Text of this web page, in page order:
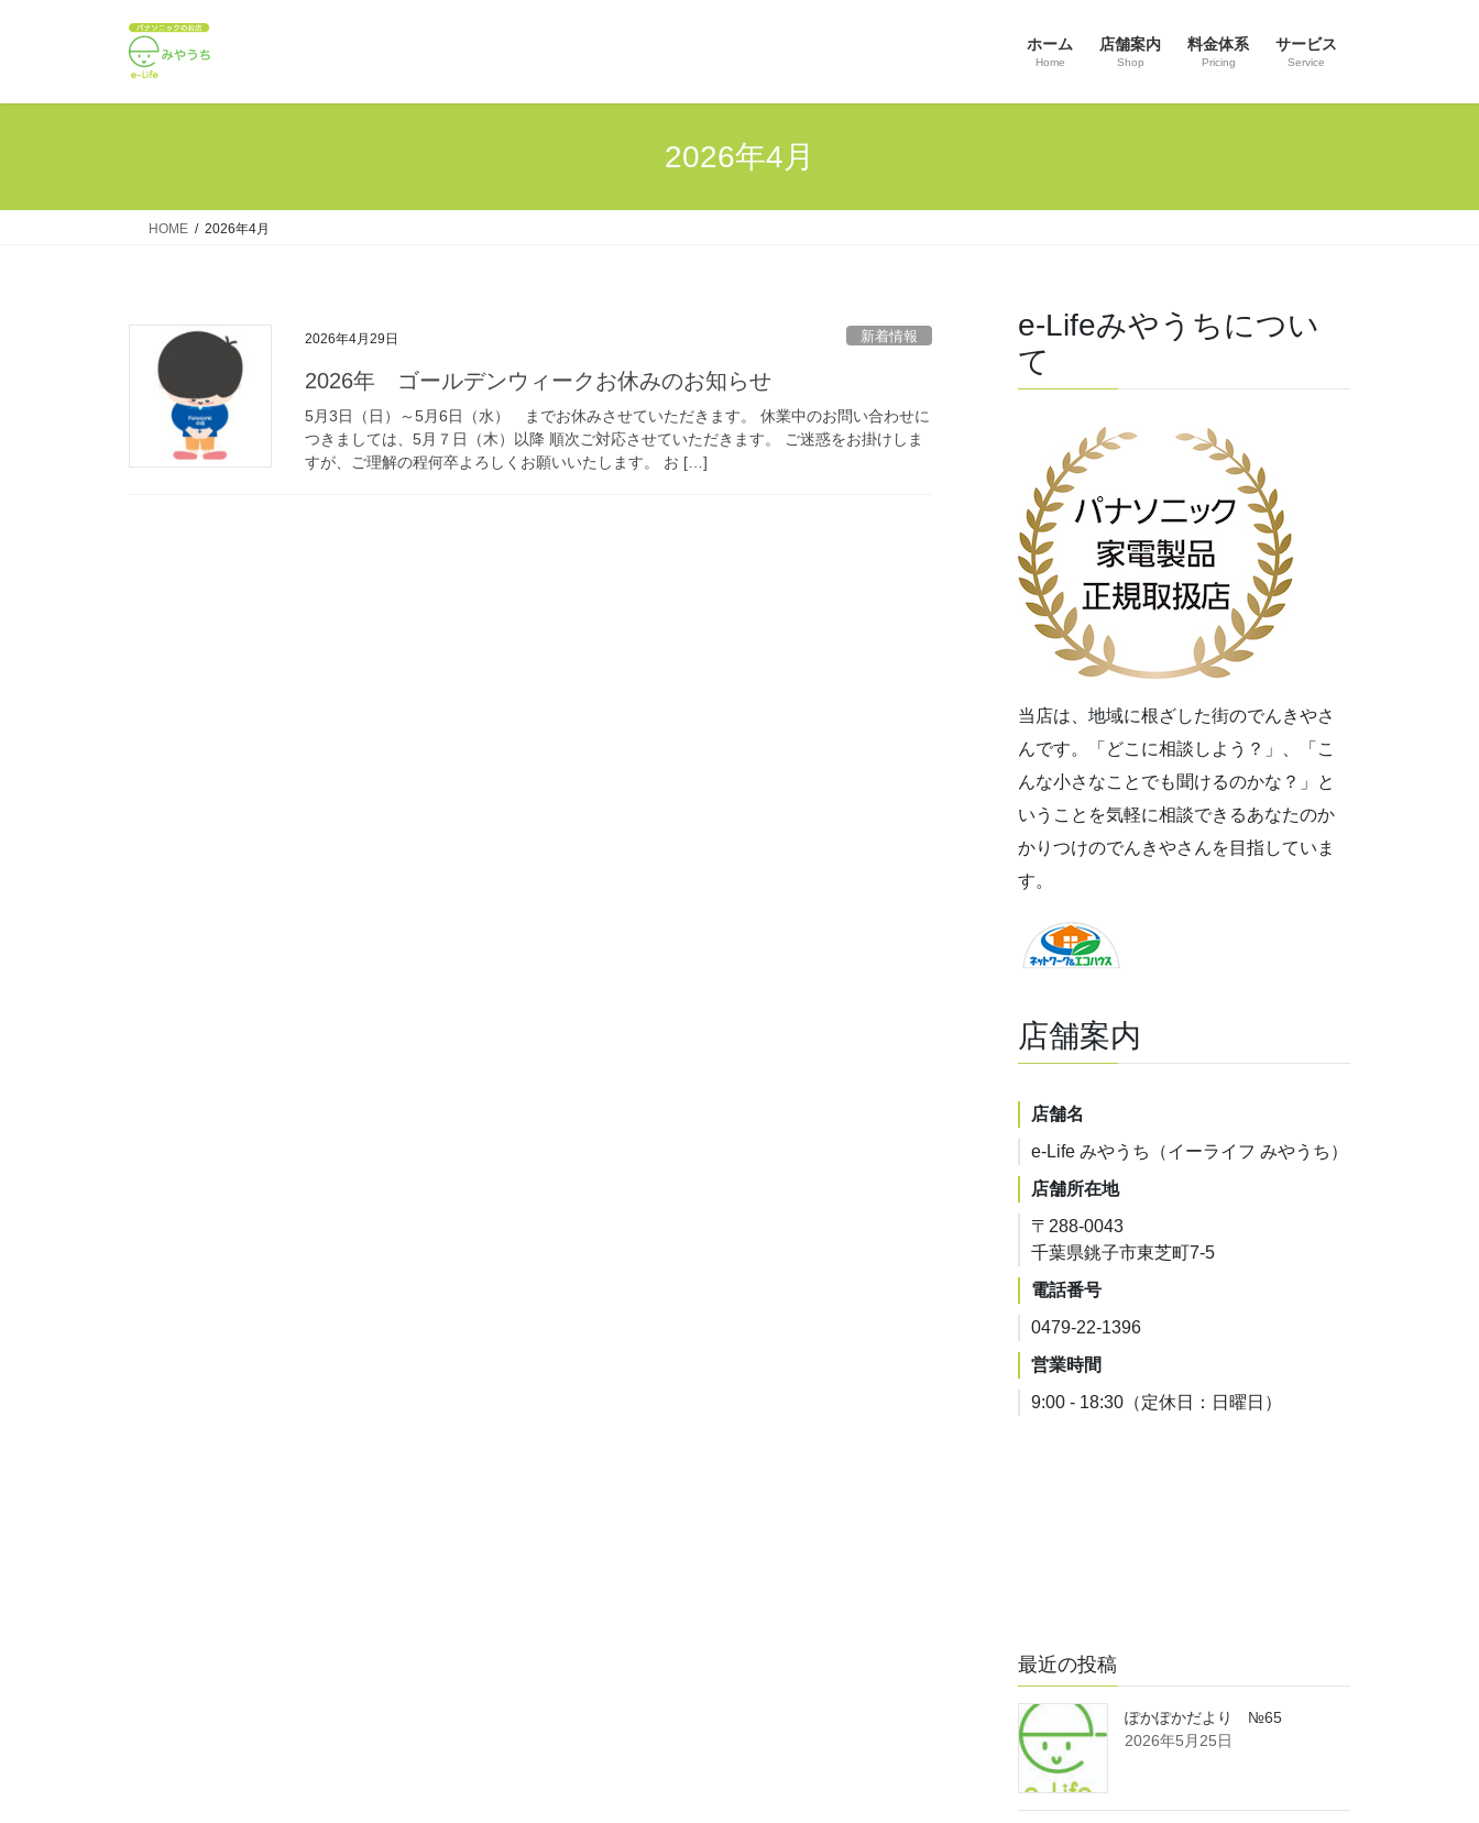
ホーム
Home
店舗案内
Shop
料金体系
Pricing
サービス
Service
2026年4月
HOME 2026年4月
2026年4月29日 新着情報
2026年 ゴールデンウィークお休みのお知らせ
5月3日（日）～5月6日（水） までお休みさせていただきます。 休業中のお問い合わせに
つきましては、5月７日（木）以降 順次ご対応させていただきます。 ご迷惑をお掛けしま
すが、ご理解の程何卒よろしくお願いいたします。 お […]
e-Lifeみやうちについ
て
当店は、地域に根ざした街のでんきやさ
んです。「どこに相談しよう？」、「こ
んな小さなことでも聞けるのかな？」と
いうことを気軽に相談できるあなたのか
かりつけのでんきやさんを目指していま
す。
店舗案内
店舗名
e-Life みやうち（イーライフ みやうち）
店舗所在地
〒288-0043
千葉県銚子市東芝町7-5
電話番号
0479-22-1396
営業時間
9:00 - 18:30（定休日：日曜日）
最近の投稿
ぽかぽかだより №65
2026年5月25日